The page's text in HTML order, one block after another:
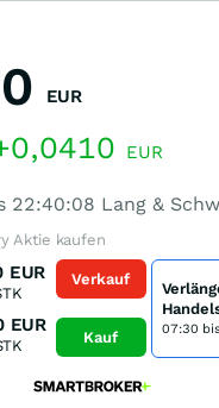
EUR
EUR
22:40:08 Lang &
Aktie kaufen
EUR
EUR
Verkauf
Kauf 07:30